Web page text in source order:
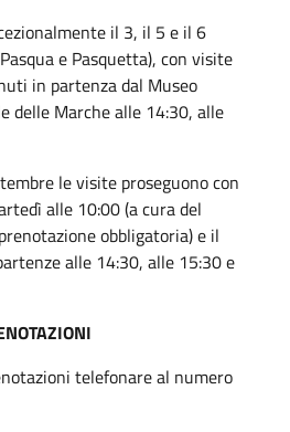
il 3, il 5 e il 6
e Pasquetta), con visite
in partenza dal Museo
delle Marche alle 14:30, alle
le visite proseguono con
alle 10:00 (a cura del
obbligatoria) e il
alle 14:30, alle 15:30 e
telefonare al numero